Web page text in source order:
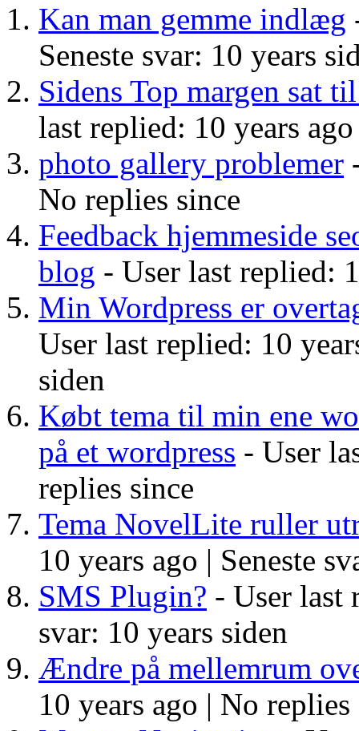
Kan man gemme indlæg
Seneste svar: 10 years
Sidens Top margen sat
last replied: 10 years
photo gallery problemer
No replies since
Feedback hjemmeside
blog - User last replied:
Min Wordpress er
User last replied: 10
siden
Købt tema til min ene
på et wordpress - User
replies since
Tema NovelLite ruller
10 years ago | Seneste
SMS Plugin? - User last
svar: 10 years siden
Ændre på mellemrum
10 years ago | No replies